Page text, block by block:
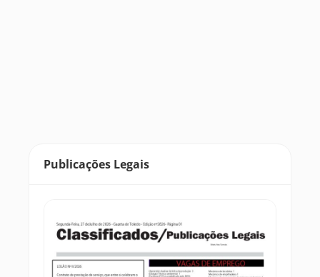
Publicações Legais